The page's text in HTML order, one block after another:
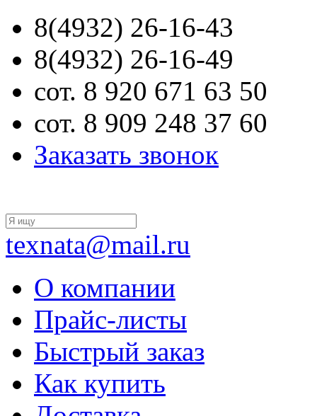
8(4932) 26-16-43
8(4932) 26-16-49
сот. 8 920 671 63 50
сот. 8 909 248 37 60
Заказать звонок
texnata@mail.ru
О компании
Прайс-листы
Быстрый заказ
Как купить